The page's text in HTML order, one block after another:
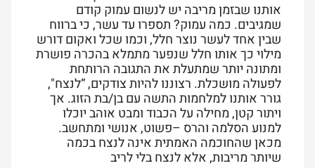
אותנו שבזמן מריבה יש לנשום עמוק קודם
שמגיבים. כמה עמוק? תספרו עד עשר, כי ברווח
שבין אחד לעשר נוצר חלל, וכמו שכל ואקום דורש
מילוי כך אותו חלל שנפער מתמלא בהכרה פושרת
ומתונה יותר שמתעלת את התגובה הרותחת
לפעולה מושכלת. רצוננו להיות צודקים, “לנצח",
גורר אותנו למלחמות התשה עם בן/בת הזוג. אך
ויתור קטן, מחילה על הכבוד ומבט אוהב יוכלו
למנוע הסלמה והרס –פשוט, אנושי ומתחשב.
מכאן שהחוכמה האמתית אינה לנצח בכמה
שיותר מריבות, אלא לנצח בלי לריב